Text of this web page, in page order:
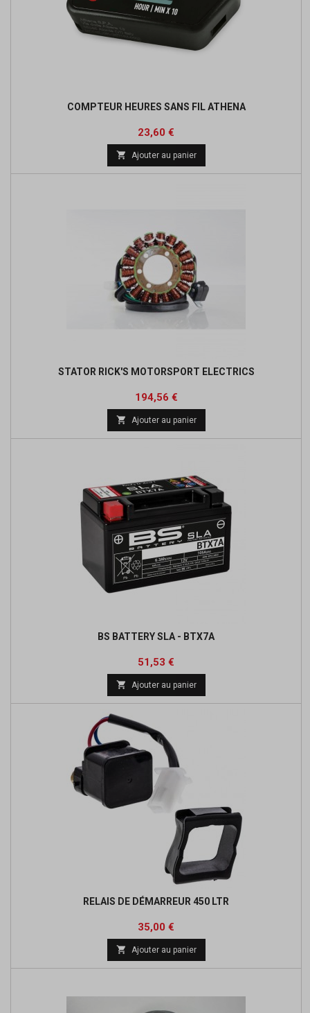
COMPTEUR HEURES SANS FIL ATHENA
Prix
23,60 €
base
 Ajouter au panier
STATOR RICK'S MOTORSPORT ELECTRICS
Prix
194,56 €Prix
de
base
 Ajouter au panier
BS BATTERY SLA - BTX7A
Prix
51,53 €
base
 Ajouter au panier
RELAIS DE DÉMARREUR 450 LTR
Prix
35,00 €
 Ajouter au panier